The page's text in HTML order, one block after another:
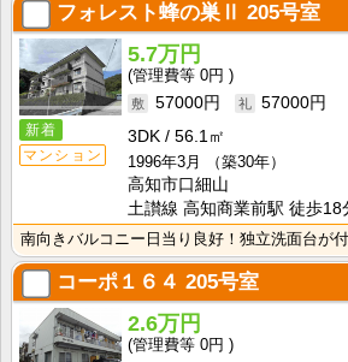
フォレスト蜂の巣Ⅱ 205号室
新着
マンション
5.7万円
0円
57000円
57000円
3DK
56.1㎡
1996年3月
（築30年）
高知市口細山
土讃線 高知商業前駅 徒歩18
コーポ１６４ 205号室
2.6万円
0円